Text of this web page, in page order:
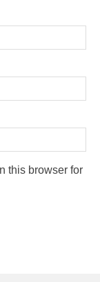
this browser for